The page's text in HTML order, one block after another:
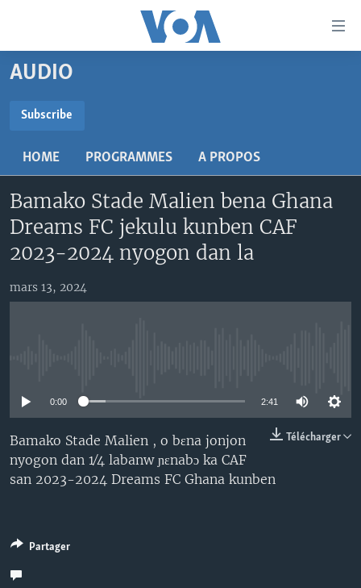
Menu
principal
navigation
principale
Retour
recherche
MALI KURA
RADIO
AN BA FO!
FARAFINA FOLI
SUIVEZ-NOUS
AUDIO
Subscribe
HOME PROGRAMMES A PROPOS
Bamako Stade Malien bena Ghana
Dreams FC jekulu kunben CAF
2023-2024 nyogon dan la
mars 13, 2024
0:00 2:41
Télécharger
Bamako Stade Malien , o bɛna jonjon
nyogon dan 1⁄4 labanw ɲɛnabɔ ka CAF
san 2023-2024 Dreams FC Ghana kunben
Partager